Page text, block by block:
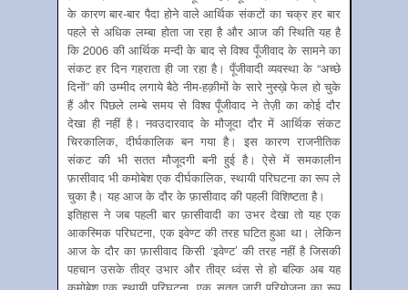
के कारण बार-बार पैदा होने वाले आर्थिक संकटों का चक्र हर बार
पहले से अधिक लम्बा होता जा रहा है और आज की स्थिति यह है
कि 2006 की आर्थिक मन्दी के बाद से विश्व पूँजीवाद के सामने का
संकट हर दिन गहराता ही जा रहा है। पूँजीवादी व्यवस्था के “अच्छे
दिनों” की उम्मीद लगाये बैठे नीम-हक़ीमों के सारे नुस्ख़े फेल हो चुके
हैं और पिछले लम्बे समय से विश्व पूँजीवाद ने तेज़ी का कोई दौर
देखा ही नहीं है। नवउदारवाद के मौजूदा दौर में आर्थिक संकट
चिरकालिक, दीर्घकालिक बन गया है। इस कारण राजनीतिक
संकट की भी सतत मौजूदगी बनी हुई है। ऐसे में समकालीन
फ़ासीवाद भी कमोबेश एक दीर्घकालिक, स्थायी परिघटना का रूप ले
चुका है। यह आज के दौर के फ़ासीवाद की पहली विशिष्टता है।
इतिहास ने जब पहली बार फ़ासीवादी का उभर देखा तो यह एक
आकस्मिक परिघटना, एक इवेण्ट की तरह घटित हुआ था। लेकिन
आज के दौर का फ़ासीवाद किसी ‘इवेण्ट’ की तरह नहीं है जिसकी
पहचान उसके तीव्र उभार और तीव्र ध्वंस से हो बल्कि अब यह